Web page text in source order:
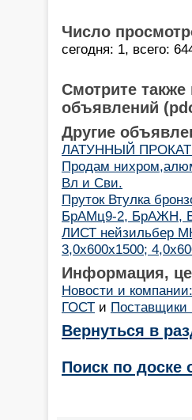
Число
сегодня: 1, всего:
Смотрите
объявлений
Другие
ЛАТУННЫЙ ПРОКАТ!
Продам
Вл и Сви.
Пруток Втулка
БрАМц9-2, БрАЖН,
ЛИСТ нейзильбер
3,0х600х1500;
Информация,
Новости и
ГОСТ и Поставщики
Вернуться в
Поиск по доске